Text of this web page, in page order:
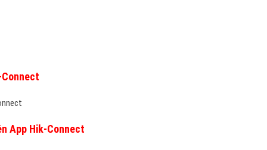
App Hik-Connect
Hik-Connect